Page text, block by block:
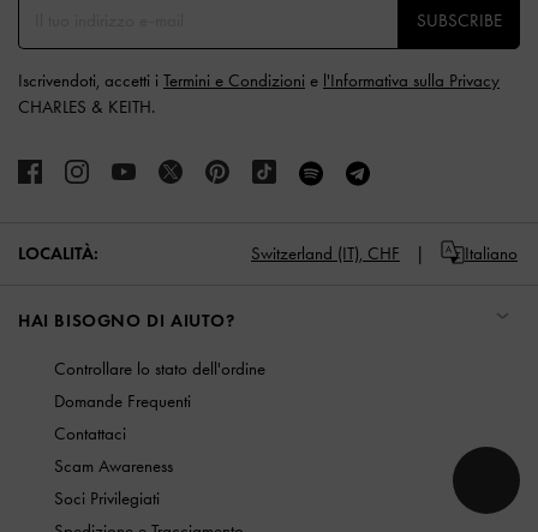
SUBSCRIBE
Iscrivendoti, accetti i Termini e Condizioni e l'Informativa sulla Privacy
CHARLES & KEITH.
LOCALITÀ: Switzerland (IT), CHF Italiano
HAI BISOGNO DI AIUTO?
Controllare lo stato dell'ordine
Domande Frequenti
Contattaci
Scam Awareness
Soci Privilegiati